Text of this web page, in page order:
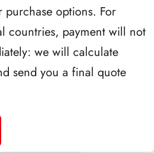
purchase options. For
countries, payment will not
we will calculate
send you a final quote